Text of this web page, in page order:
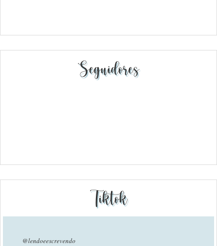
Seguidores
Tiktok
@lendoeescrevendo